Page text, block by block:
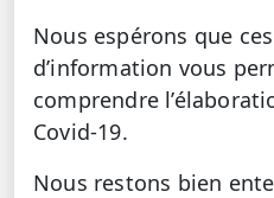
Nous espérons que
d’information vous
comprendre
Covid-19.
Nous restons bien